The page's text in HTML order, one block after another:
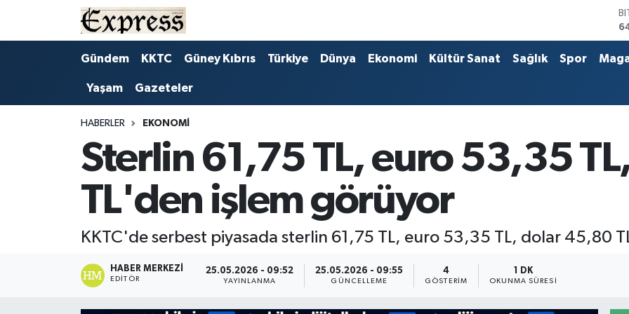
Gündem KKTC Güney Kıbrıs Türkiye Dünya Ekonomi Kültür Sanat Sağlık Spor
Yaşam Gazeteler
HABERLER EKONOMI
Sterlin 61,75 TL, euro 53,35
TL'den işlem görüyor
KKTC'de serbest piyasada sterlin 61,75 TL, euro 53,35 TL, dolar 45,80
HABER MERKEZI
EDITÖR
25.05.2026 - 09:52
YAYINLANMA
25.05.2026 - 09:55
GÜNCELLEME
4
GÖSTERIM
1 DK
OKUNMA SÜRESI
ALAYKÖY
ALSANCAK
ÇATALKÖY
EKONOMİ
Hava Durumu
Trafik Durumu
Süper Lig Puan Durumu ve Fikstür
Tüm Manşetler
Son Dakika Haberleri
Haber Arşivi